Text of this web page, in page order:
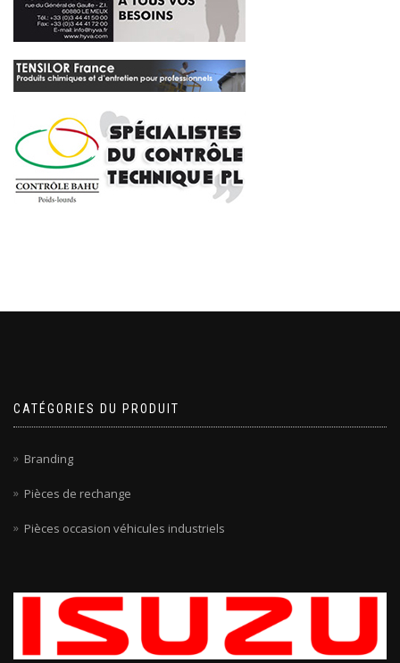
CATÉGORIES DU PRODUIT
Branding
Pièces de rechange
Pièces occasion véhicules industriels